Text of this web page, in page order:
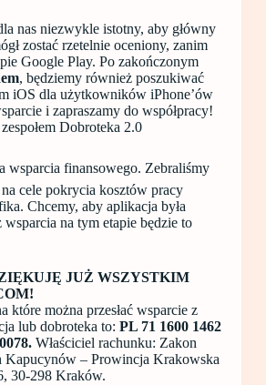
nas niezwykle istotny, aby główny
zostać rzetelnie oceniony, zanim
Google Play. Po zakończonym
, będziemy również poszukiwać
iOS dla użytkowników iPhone’ów
i zapraszamy do współpracy!
Dobroteka 2.0
wsparcia finansowego. Zebraliśmy
na cele pokrycia kosztów pracy
Chcemy, aby aplikacja była
wsparcia na tym etapie będzie to
JUŻ WSZYSTKIM
które można przesłać wsparcie z
lub dobroteka to: PL 71 1600 1462
Właściciel rachunku: Zakon
Kapucynów – Prowincja Krakowska
30-298 Kraków.